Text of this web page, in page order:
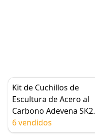
Kit de Cuchillos de
Escultura de Acero al
Carbono Adevena SK2,
Juego de Cinceles
Profesionales para
6 vendidos